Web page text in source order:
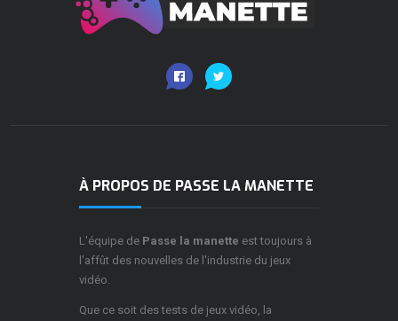
À PROPOS DE PASSE LA MANETTE
L'équipe de Passe la manette est toujours à
l'affût des nouvelles de l'industrie du jeux
vidéo.
Que ce soit des tests de jeux vidéo, la